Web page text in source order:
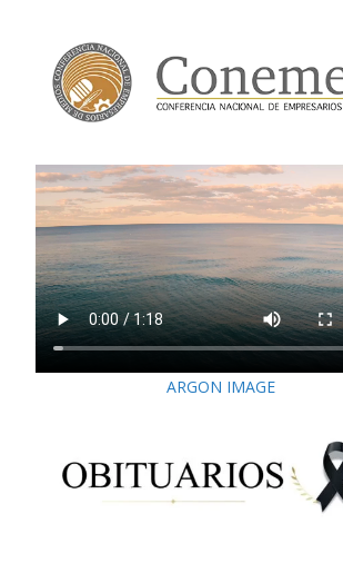
ARGON IMAGE